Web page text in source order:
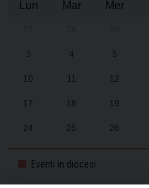
Lun
Mar Mer
3 4 5
10 11 12
17 18 19
24 25 26
31 1 2
Eventi in diocesi